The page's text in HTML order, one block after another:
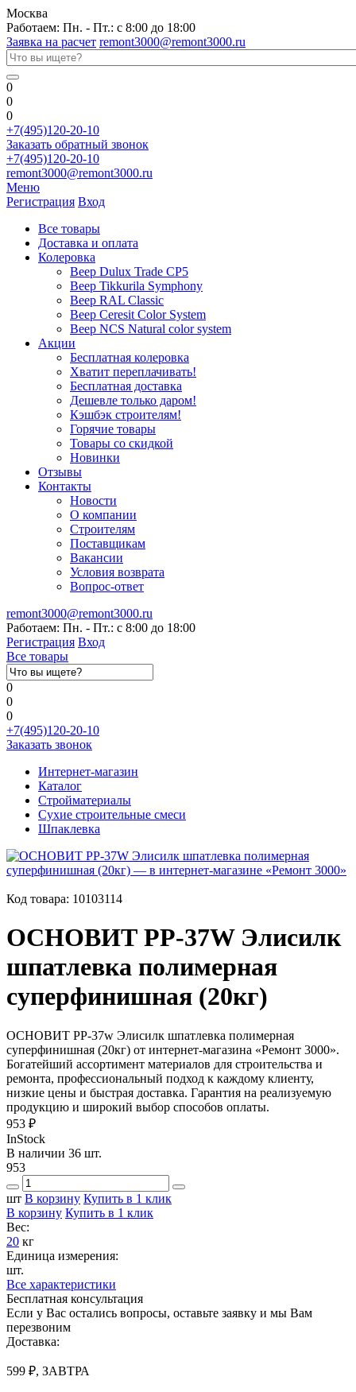
Москва
Работаем: Пн. - Пт.: с 8:00 до 18:00
Заявка на расчет remont3000@remont3000.ru
0
0
0
+7(495)120-20-10
Заказать обратный звонок
+7(495)120-20-10
remont3000@remont3000.ru
Меню
Регистрация Вход
Все товары
Доставка и оплата
Колеровка
Веер Dulux Trade CP5
Веер Tikkurila Symphony
Веер RAL Classic
Веер Ceresit Color System
Веер NCS Natural color system
Акции
Бесплатная колеровка
Хватит переплачивать!
Бесплатная доставка
Дешевле только даром!
Кэшбэк строителям!
Горячие товары
Товары со скидкой
Новинки
Отзывы
Контакты
Новости
О компании
Строителям
Поставщикам
Вакансии
Условия возврата
Вопрос-ответ
remont3000@remont3000.ru
Работаем: Пн. - Пт.: с 8:00 до 18:00
Регистрация Вход
Все товары
0
0
0
+7(495)120-20-10
Заказать звонок
Интернет-магазин
Каталог
Стройматериалы
Сухие строительные смеси
Шпаклевка
Код товара: 10103114
ОСНОВИТ PP-37W Элисилк
шпатлевка полимерная
суперфинишная (20кг)
ОСНОВИТ PP-37w Элисилк шпатлевка полимерная
суперфинишная (20кг) от интернет-магазина «Ремонт 3000».
Богатейший ассортимент материалов для строительства и
ремонта, профессиональный подход к каждому клиенту,
низкие цены и быстрая доставка. Гарантия на реализуемую
продукцию и широкий выбор способов оплаты.
953 ₽
InStock
В наличии 36 шт.
953
шт В корзину Купить в 1 клик
В корзину Купить в 1 клик
Вес:
20 кг
Единица измерения:
шт.
Все характеристики
Бесплатная консультация
Если у Вас остались вопросы, оставьте заявку и мы Вам
перезвоним
Доставка:
599 ₽, ЗАВТРА